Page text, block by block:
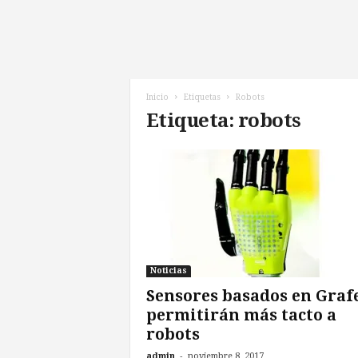
Inicio Etiquetas Robots
Etiqueta: robots
Noticias
Sensores basados en
permitirán más tacto a
robots
-